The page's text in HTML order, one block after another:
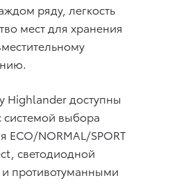
ряду, легкость
мест для хранения
Highlander доступны
системой выбора
NORMAL/SPORT
светодиодной
противотуманными